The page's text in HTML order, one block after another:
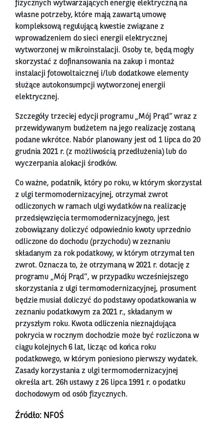
fizycznych wytwarzających energię elektryczną na
własne potrzeby, które mają zawartą umowę
kompleksową regulującą kwestie związane z
wprowadzeniem do sieci energii elektrycznej
wytworzonej w mikroinstalacji. Osoby te, będą mogły
skorzystać z dofinansowania na zakup i montaż
instalacji fotowoltaicznej i/lub dodatkowe elementy
służące autokonsumpcji wytworzonej energii
elektrycznej.
Szczegóły trzeciej edycji programu „Mój Prąd” wraz z
przewidywanym budżetem na jego realizację zostaną
podane wkrótce. Nabór planowany jest od 1 lipca do 20
grudnia 2021 r. (z możliwością przedłużenia) lub do
wyczerpania alokacji środków.
Co ważne, podatnik, który po roku, w którym skorzystał
z ulgi termomodernizacyjnej, otrzymał zwrot
odliczonych w ramach ulgi wydatków na realizację
przedsięwzięcia termomodernizacyjnego, jest
zobowiązany doliczyć odpowiednio kwoty uprzednio
odliczone do dochodu (przychodu) w zeznaniu
składanym za rok podatkowy, w którym otrzymał ten
zwrot. Oznacza to, że otrzymaną w 2021 r. dotację z
programu „Mój Prąd”, w przypadku wcześniejszego
skorzystania z ulgi termomodernizacyjnej, prosument
będzie musiał doliczyć do podstawy opodatkowania w
zeznaniu podatkowym za 2021 r., składanym w
przyszłym roku. Kwota odliczenia nieznajdująca
pokrycia w rocznym dochodzie może być rozliczona w
ciągu kolejnych 6 lat, licząc od końca roku
podatkowego, w którym poniesiono pierwszy wydatek.
Zasady korzystania z ulgi termomodernizacyjnej
określa art. 26h ustawy z 26 lipca 1991 r. o podatku
dochodowym od osób fizycznych.
Źródło: NFOŚ